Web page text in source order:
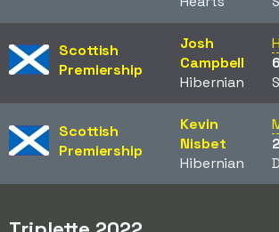
Scottish
Premiership
Josh
Campbell
Hibernian
Scottish
Premiership
Kevin
Nisbet
Hibernian